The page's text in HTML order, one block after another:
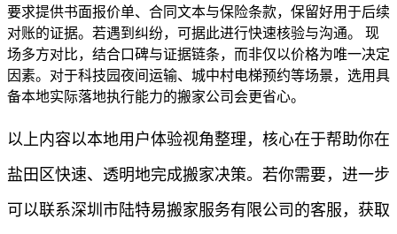
要求提供书面报价单、合同文本与保险条款，保留好用于后续
对账的证据。若遇到纠纷，可据此进行快速核验与沟通。 现
场多方对比，结合口碑与证据链条，而非仅以价格为唯一决定
因素。对于科技园夜间运输、城中村电梯预约等场景，选用具
备本地实际落地执行能力的搬家公司会更省心。
以上内容以本地用户体验视角整理，核心在于帮助你在
盐田区快速、透明地完成搬家决策。若你需要，进一步
可以联系深圳市陆特易搬家服务有限公司的客服，获取